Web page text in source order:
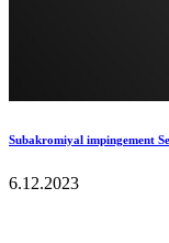
Subakromiyal impingement
6.12.2023